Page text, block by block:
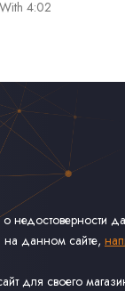
4:02
о недостоверности
на данном сайте,
для своего